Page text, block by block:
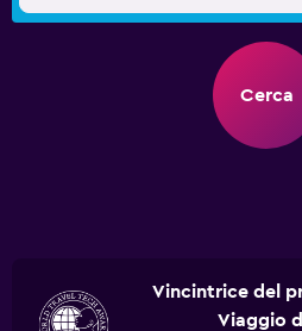
Cerca
Vincintrice del
Viaggio